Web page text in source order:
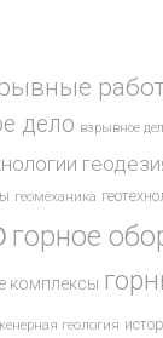
дело взрывное
геомеханика
горное
комплексы
геология